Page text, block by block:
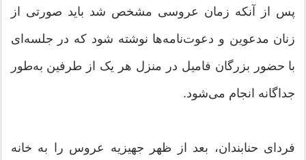
پس از آنکه زمان عروسى مشخص شد باید صورتى از
زنان مدعوین و دعوت‌نامه‌ها نوشته شود که در جلسه‌اى
با حضور بزرگان فامیل در منزل هر یک از طرفین به‌طور
جداگانه انجام مى‌شود.
فرداى حنابندان، بعد از ظهر جهیزیه عروس را به خانه